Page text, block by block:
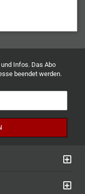
Infos. Das Abo
beendet werden.